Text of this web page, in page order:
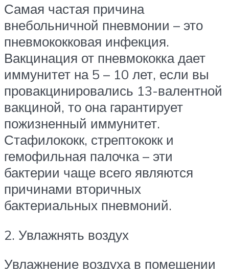
Самая частая причина
внебольничной пневмонии – это
пневмококковая инфекция.
Вакцинация от пневмококка дает
иммунитет на 5 – 10 лет, если вы
провакцинировались 13-валентной
вакциной, то она гарантирует
пожизненный иммунитет.
Стафилококк, стрептококк и
гемофильная палочка – эти
бактерии чаще всего являются
причинами вторичных
бактериальных пневмоний.
2. Увлажнять воздух
Увлажнение воздуха в помещении